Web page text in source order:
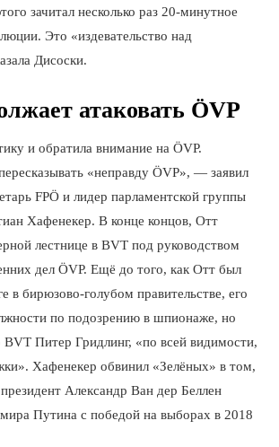
зачитал несколько раз 20-минутное
Это «издевательство над
Дисоски.
атаковать ÖVP
и обратила внимание на ÖVP.
«неправду ÖVP», — заявил
FPÖ и лидер парламентской группы
Хафенекер. В конце концов, Отт
лестнице в BVT под руководством
дел ÖVP. Ещё до того, как Отт был
в бирюзово-голубом правительстве, его
по подозрению в шпионаже, но
Питер Гридлинг, «по всей видимости,
Хафенекер обвинил «Зелёных» в том,
Александр Ван дер Беллен
Путина с победой на выборах в 2018